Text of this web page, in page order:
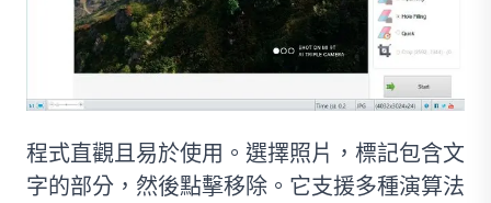
程式直觀且易於使用。選擇照片，標記包含文
字的部分，然後點擊移除。它支援多種演算法